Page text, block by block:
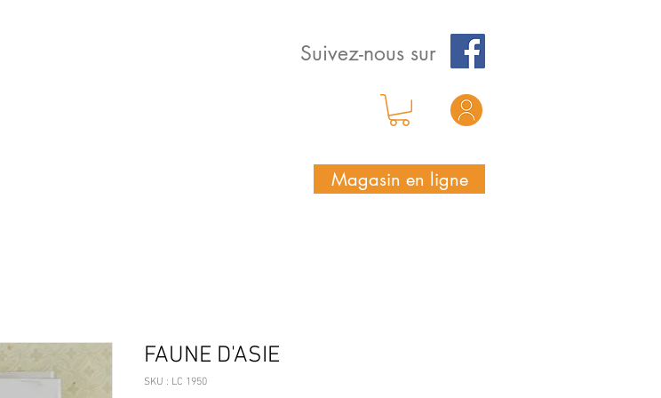
Suivez-nous sur
Magasin en ligne
FAUNE D'ASIE
SKU : LC 1950